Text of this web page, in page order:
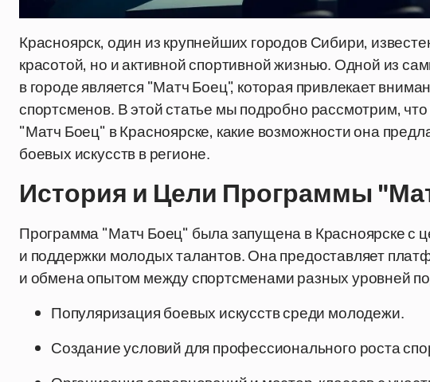
Красноярск, один из крупнейших городов Сибири,
красотой, но и активной спортивной жизнью. Одной из
в городе является "Матч Боец", которая привлекает
спортсменов. В этой статье мы подробно рассмотрим,
"Матч Боец" в Красноярске, какие возможности она
боевых искусств в регионе.
История и Цели Программы
Программа "Матч Боец" была запущена в Красноярске с
и поддержки молодых талантов. Она предоставляет
и обмена опытом между спортсменами разных уровней
Популяризация боевых искусств среди молодежи.
Создание условий для профессионального роста